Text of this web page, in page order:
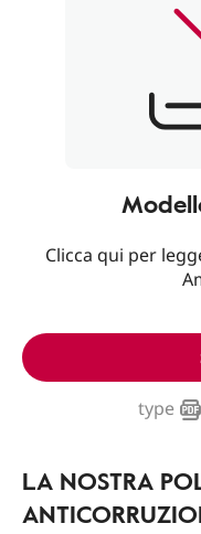
Clicca qui per
type
LA NOSTRA